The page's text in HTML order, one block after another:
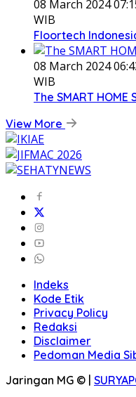
08 March 2024
WIB
Floortech
08 March 2024
WIB
The SMART HOME
View More
Indeks
Kode Etik
Privacy Policy
Redaksi
Disclaimer
Pedoman Media
Jaringan MG © |